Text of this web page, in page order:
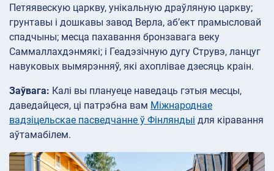
Петяявескую царкву, унікальную драўляную царкву;
грунтавы і дошкавы завод Верла, аб’ект прамысловай
спадчыны; месца пахавання бронзавага веку
Саммаллахдэнмякі; і Геадэзічную дугу Струвэ, ланцуг
навуковых вымярэнняў, які ахоплівае дзесяць краін.
Заўвага: Калі вы плануеце наведаць гэтыя месцы,
даведайцеся, ці патрэбна вам Міжнароднае
вадзіцельскае пасведчанне ў Фінляндыі для кіравання
аўтамабілем.